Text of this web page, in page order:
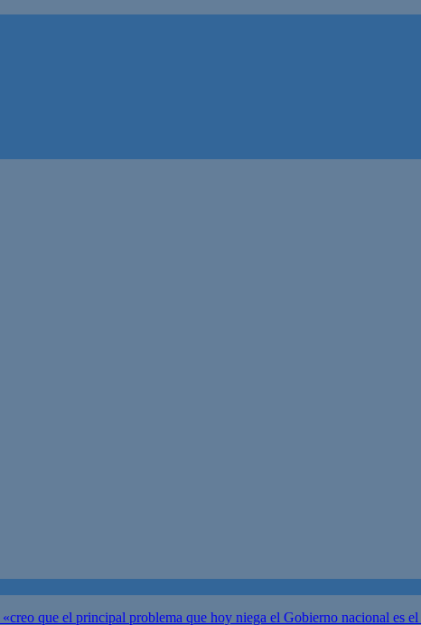
que el principal problema que hoy niega el Gobierno nacional es